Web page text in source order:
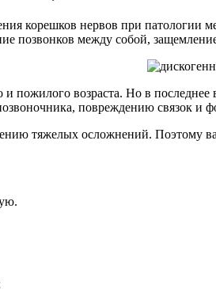
корешков нервов при
позвонков между собой,
пожилого возраста. Но в
повреждению связок и
тяжелых осложнений. Поэтому